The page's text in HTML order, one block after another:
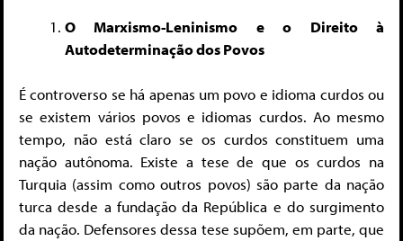
O Marxismo-Leninismo e o Direito à
Autodeterminação dos Povos
É controverso se há apenas um povo e idioma curdos ou
se existem vários povos e idiomas curdos. Ao mesmo
tempo, não está claro se os curdos constituem uma
nação autônoma. Existe a tese de que os curdos na
Turquia (assim como outros povos) são parte da nação
turca desde a fundação da República e do surgimento
da nação. Defensores dessa tese supõem, em parte, que